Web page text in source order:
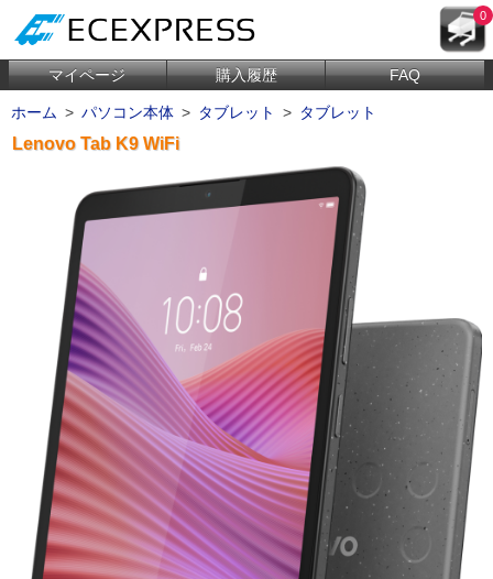
0
マイページ 購入履歴 FAQ
ホーム > パソコン本体 > タブレット > タブレット
Lenovo Tab K9 WiFi